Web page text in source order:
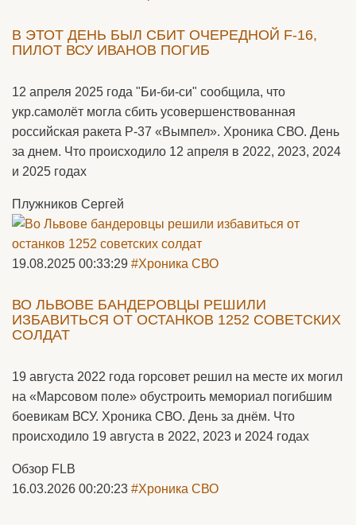
В ЭТОТ ДЕНЬ БЫЛ СБИТ ОЧЕРЕДНОЙ F-16,
ПИЛОТ ВСУ ИВАНОВ ПОГИБ
12 апреля 2025 года "Би-би-си" сообщила, что
укр.самолёт могла сбить усовершенствованная
российская ракета Р-37 «Вымпел». Хроника СВО. День
за днем. Что происходило 12 апреля в 2022, 2023, 2024
и 2025 годах
Плужников Сергей
19.08.2025 00:33:29 #Хроника СВО
ВО ЛЬВОВЕ БАНДЕРОВЦЫ РЕШИЛИ
ИЗБАВИТЬСЯ ОТ ОСТАНКОВ 1252 СОВЕТСКИХ
СОЛДАТ
19 августа 2022 года горсовет решил на месте их могил
на «Марсовом поле» обустроить мемориал погибшим
боевикам ВСУ. Хроника СВО. День за днём. Что
происходило 19 августа в 2022, 2023 и 2024 годах
Обзор FLB
16.03.2026 00:20:23 #Хроника СВО